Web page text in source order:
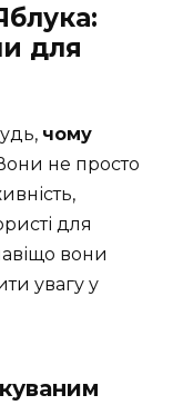
для
чому
не просто
для
вони
увагу у